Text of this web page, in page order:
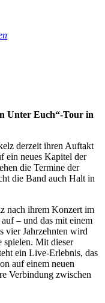
Unter Euch“-Tour in
derzeit ihren Auftakt
ein neues Kapitel der
die Termine der
die Band auch Halt in
nach ihrem Konzert im
– und das mit einem
vier Jahrzehnten wird
spielen. Mit dieser
ein Live-Erlebnis, das
auf einem neuen
Verbindung zwischen